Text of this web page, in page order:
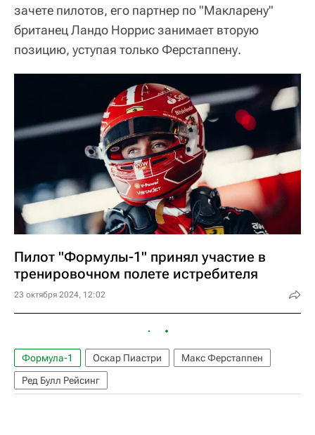
зачете пилотов, его партнер по "Макларену"
британец Ландо Норрис занимает вторую
позицию, уступая только Ферстаппену.
Пилот "Формулы-1" принял участие в
тренировочном полете истребителя
23 октября 2024, 12:02
Формула-1 Оскар Пиастри
Макс Ферстаппен
Ред Булл Рейсинг